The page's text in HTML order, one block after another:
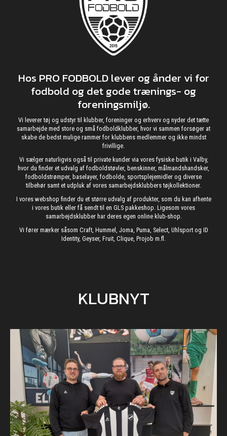
Hos PRO FODBOLD lever og ånder vi for
fodbold og det gode trænings- og
foreningsmiljø.
Vi leverer tøj og udstyr til klubber, foreninger og erhverv og nyder det tætte
samarbejde med store og små fodboldklubber, hvor vi sammen forsøger at
skabe de bedst mulige rammer for klubbens medlemmer og ikke mindst
frivillige.
Vi sælger naturligvis også til private kunder via vores fysiske butik i Valby,
hvor du finder et udvalg af fodboldstøvler, benskinner, målmandshandsker,
fodboldstrømper, baselayer, fodbolde, sportsplejemidler og diverse
tilbehør samt et udpluk af vores samarbejdsklubbers tøjkollektioner.
I vores webshop finder du et større udvalg af produkter, som du kan afhente
i vores butik eller få sendt til en GLS pakkeshop. Ligesom vores
samarbejdsklubber har deres egen online klub-shop.
Vi fører mærker såsom Craft, Hummel, Joma, Puma, Select, Uhlsport og ID
Identity, Geyser, Fruit, Clique, Projob m.fl.
KLUBNYT